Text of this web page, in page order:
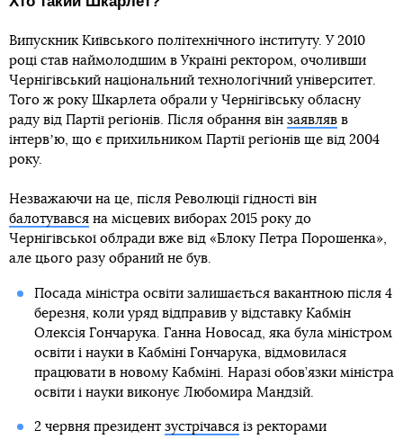
Випускник Київського політехнічного інституту. У 2010
році став наймолодшим в Україні ректором, очоливши
Чернігівський національний технологічний університет.
Того ж року Шкарлета обрали у Чернігівську обласну
раду від Партії регіонів. Після обрання він заявляв в
інтервʼю, що є прихильником Партії регіонів ще від 2004
року.
Незважаючи на це, після Революції гідності він
балотувався на місцевих виборах 2015 року до
Чернігівської облради вже від «Блоку Петра Порошенка»,
але цього разу обраний не був.
Посада міністра освіти залишається вакантною після 4
березня, коли уряд відправив у відставку Кабмін
Олексія Гончарука. Ганна Новосад, яка була міністром
освіти і науки в Кабміні Гончарука, відмовилася
працювати в новому Кабміні. Наразі обов’язки міністра
освіти і науки виконує Любомира Мандзій.
2 червня президент зустрічавсяіз ректорами